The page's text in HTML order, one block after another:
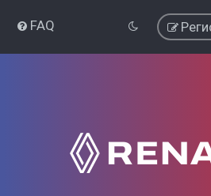
FAQ